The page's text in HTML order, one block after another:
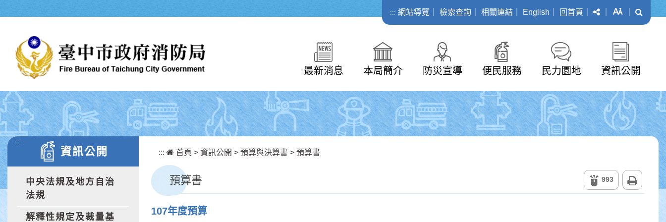
::: 網站導覽 檢索查詢 相關連結 English 回首頁 分享 字級
最新消息 本局簡介 防災宣導 便民服務 民力園地 資訊公開
:::
資訊公開
中央法規及地方自治
法規
解釋性規定及裁量基
::: 首頁 > 資訊公開 > 預算與決算書 > 預算書
預算書 993
107年度預算